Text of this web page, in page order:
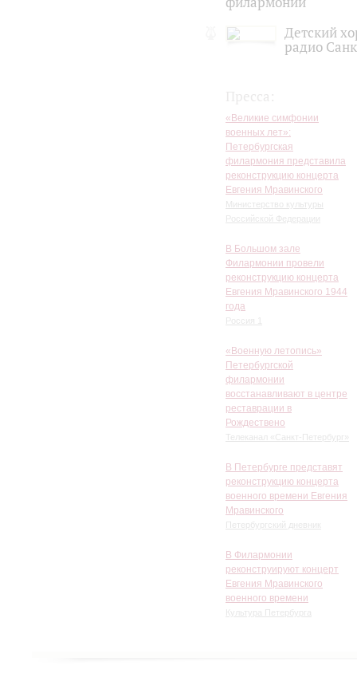
Детский
радио
«Великие симфонии
военных лет»:
Петербургская
филармония представила
реконструкцию концерта
Евгения Мравинского
Министерство культуры
Российской Федерации
В Большом зале
Филармонии провели
реконструкцию концерта
Евгения Мравинского 1944
года
Россия 1
«Военную летопись»
Петербургской
филармонии
восстанавливают в центре
реставрации в
Рождествено
Телеканал «Санкт-Петербург»
В Петербурге представят
реконструкцию концерта
военного времени Евгения
Мравинского
Петербургский дневник
В Филармонии
реконструируют концерт
Евгения Мравинского
военного времени
Культура Петербурга